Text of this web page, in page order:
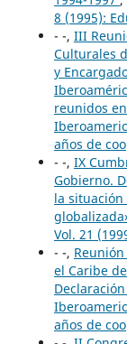
8 (1995):
- -, III
Culturales
y
reunidos
años de
- -, IX
Gobierno.
la
Vol. 21
- -,
el Caribe
años de